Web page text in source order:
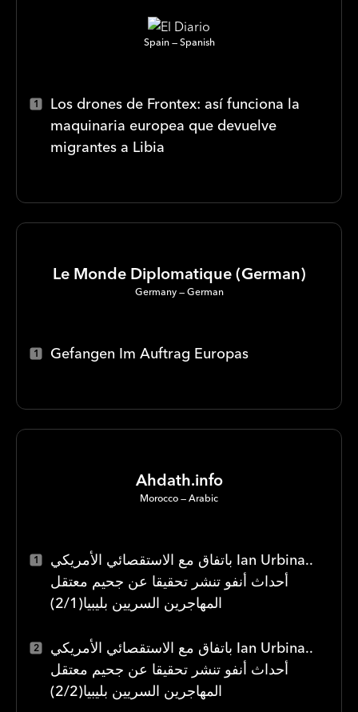
Spain Spanish
Los drones de Frontex: así funciona la
maquinaria europea que devuelve
migrantes a Libia
Le Monde Diplomatique (German)
Germany German
Gefangen Im Auftrag Europas
Ahdath.info
Morocco Arabic
باتفاق مع الاستقصائي الأمريكي Ian Urbina..
أحداث أنفو تنشر تحقيقا عن جحيم معتقل
المهاجرين السريين بليبيا(2/1)
باتفاق مع الاستقصائي الأمريكي Ian Urbina..
أحداث أنفو تنشر تحقيقا عن جحيم معتقل
المهاجرين السريين بليبيا(2/2)